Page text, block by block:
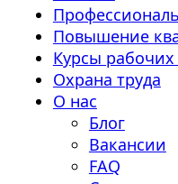
Повышение
Курсы
Охрана труда
О нас
Блог
Вакансии
FAQ